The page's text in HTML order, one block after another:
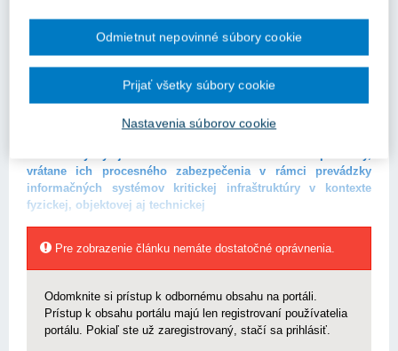
Dobudovanie technického a objektového zabezpečenia
priestorov kritickej infraštruktúry.
Odborná príprava osôb podieľajúcich sa na zabezpečení
priestorov kritickej infraštruktúry.
vrátane ich procesného zabezpečenia v rámci prevádzky
informačných systémov kritickej infraštruktúry v kontexte
fyzickej, objektovej aj technickej
Pre zobrazenie článku nemáte dostatočné oprávnenia.
Odomknite si prístup k odbornému obsahu na portáli.
Prístup k obsahu portálu majú len registrovaní používatelia
portálu. Pokiaľ ste už zaregistrovaný, stačí sa prihlásiť.
Nastavenia súborov cookie
Odmietnut nepovinné súbory cookie
Prijať všetky súbory cookie